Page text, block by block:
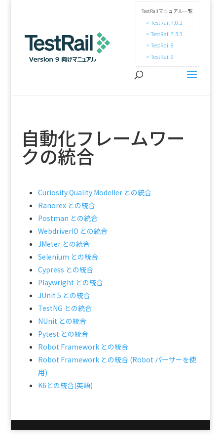
TestRailマニュアル一覧
> TestRail 7.0.2
> TestRail 7.5.3
> TestRail 8
> TestRail 9
自動化フレームワー
クの統合
Curiosity Quality Modeller との統合
Ranorex との統合
Postman との統合
WebdriverIO との統合
JMeter との統合
Selenium との統合
Cypress との統合
Playwright との統合
JUnit 5 との統合
TestNG との統合
NUnit との統合
Pytest との統合
Robot Framework との統合
Robot Framework との統合 (Robot パーサーを使
用)
K6との統合(英語)